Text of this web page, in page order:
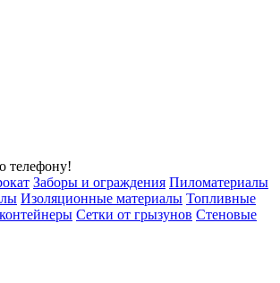
телефону!
Заборы и ограждения Пиломатериалы
Изоляционные материалы Топливные
Сетки от грызунов Стеновые